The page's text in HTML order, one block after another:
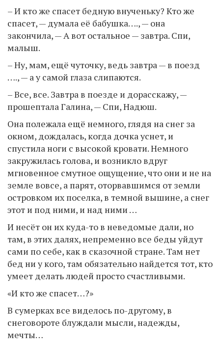
– И кто же спасет бедную внученьку? Кто же
спасет, — думала её бабушка…., — она
закончила, — А вот остальное — завтра. Спи,
малыш.
– Ну, мам, ещё чуточку, ведь завтра — в поезд
…., — а у самой глаза слипаются.
– Все, все. Завтра в поезде и дорасскажу, —
прошептала Галина, — Спи, Надюш.
Она полежала ещё немного, глядя на снег за
окном, дождалась, когда дочка уснет, и
спустила ноги с высокой кровати. Немного
закружилась голова, и возникло вдруг
мгновенное смутное ощущение, что они и не на
земле вовсе, а парят, оторвавшимся от земли
островком их поселка, в темной вышине, а снег
этот и под ними, и над ними …
И несёт он их куда-то в неведомые дали, но
там, в этих далях, непременно все беды уйдут
сами по себе, как в сказочной стране. Там нет
бед ни у кого, там обязательно найдется тот, кто
умеет делать людей просто счастливыми.
«И кто же спасет…?»
В сумерках все виделось по-другому, в
снеговороте блуждали мысли, надежды,
мечты…